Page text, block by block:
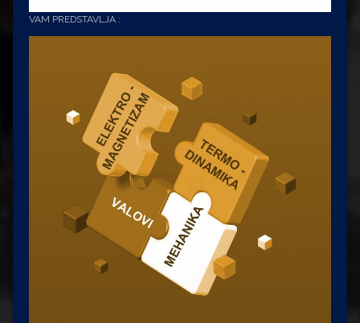
VAM PREDSTAVLJA :